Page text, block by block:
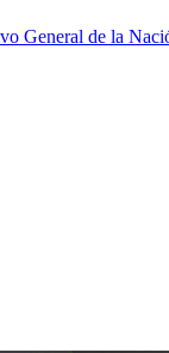
General de la